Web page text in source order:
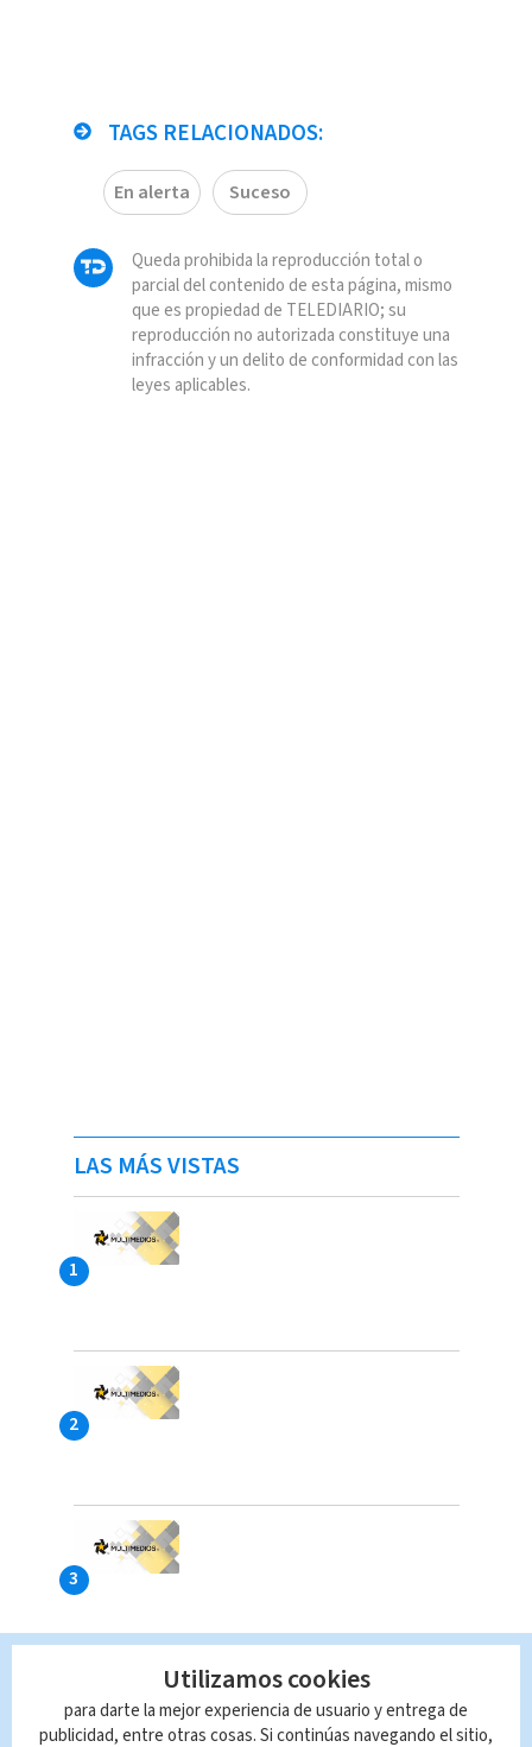
TAGS RELACIONADOS:
En alerta Suceso
Queda prohibida la reproducción total o
parcial del contenido de esta página, mismo
que es propiedad de TELEDIARIO; su
reproducción no autorizada constituye una
infracción y un delito de conformidad con las
leyes aplicables.
LAS MÁS VISTAS
Utilizamos cookies
para darte la mejor experiencia de usuario y entrega de
publicidad, entre otras cosas. Si continúas navegando el sitio,